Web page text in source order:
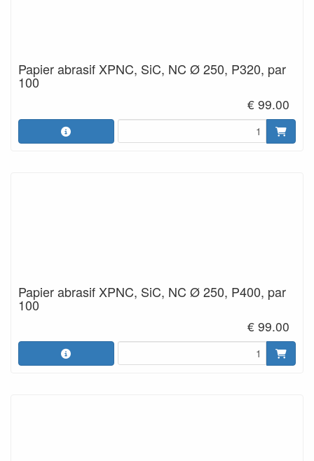
Papier abrasif XPNC, SiC, NC Ø 250, P320, par
100
€ 99.00
Papier abrasif XPNC, SiC, NC Ø 250, P400, par
100
€ 99.00